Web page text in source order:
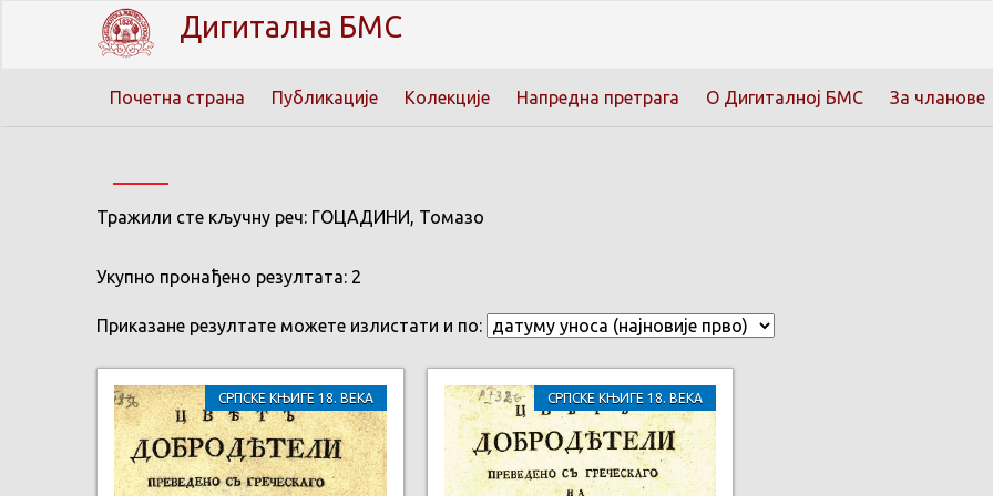
Дигитална БМС
Почетна страна Публикације Колекције Напредна претрага О Дигиталној БМС За чланове
Тражили сте кључну реч: ГОЦАДИНИ, Томазо
Укупно пронађено резултата: 2
Приказане резултате можете излистати и по:
СРПСКЕ КЊИГЕ 18. ВЕКА СРПСКЕ КЊИГЕ 18. ВЕКА